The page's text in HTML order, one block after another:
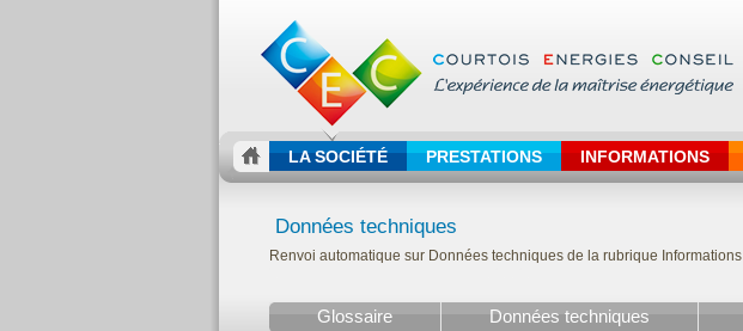
LA SOCIÉTÉ PRESTATIONS INFORMATIONS
Données techniques
Renvoi automatique sur Données techniques de la rubrique Informations
Glossaire Données techniques